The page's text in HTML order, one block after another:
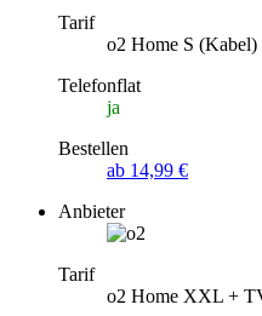
Tarif
o2 Home S (Kabel)
Telefonflat
ja
Bestellen
ab 14,99 €
Anbieter
Tarif
o2 Home XXL +